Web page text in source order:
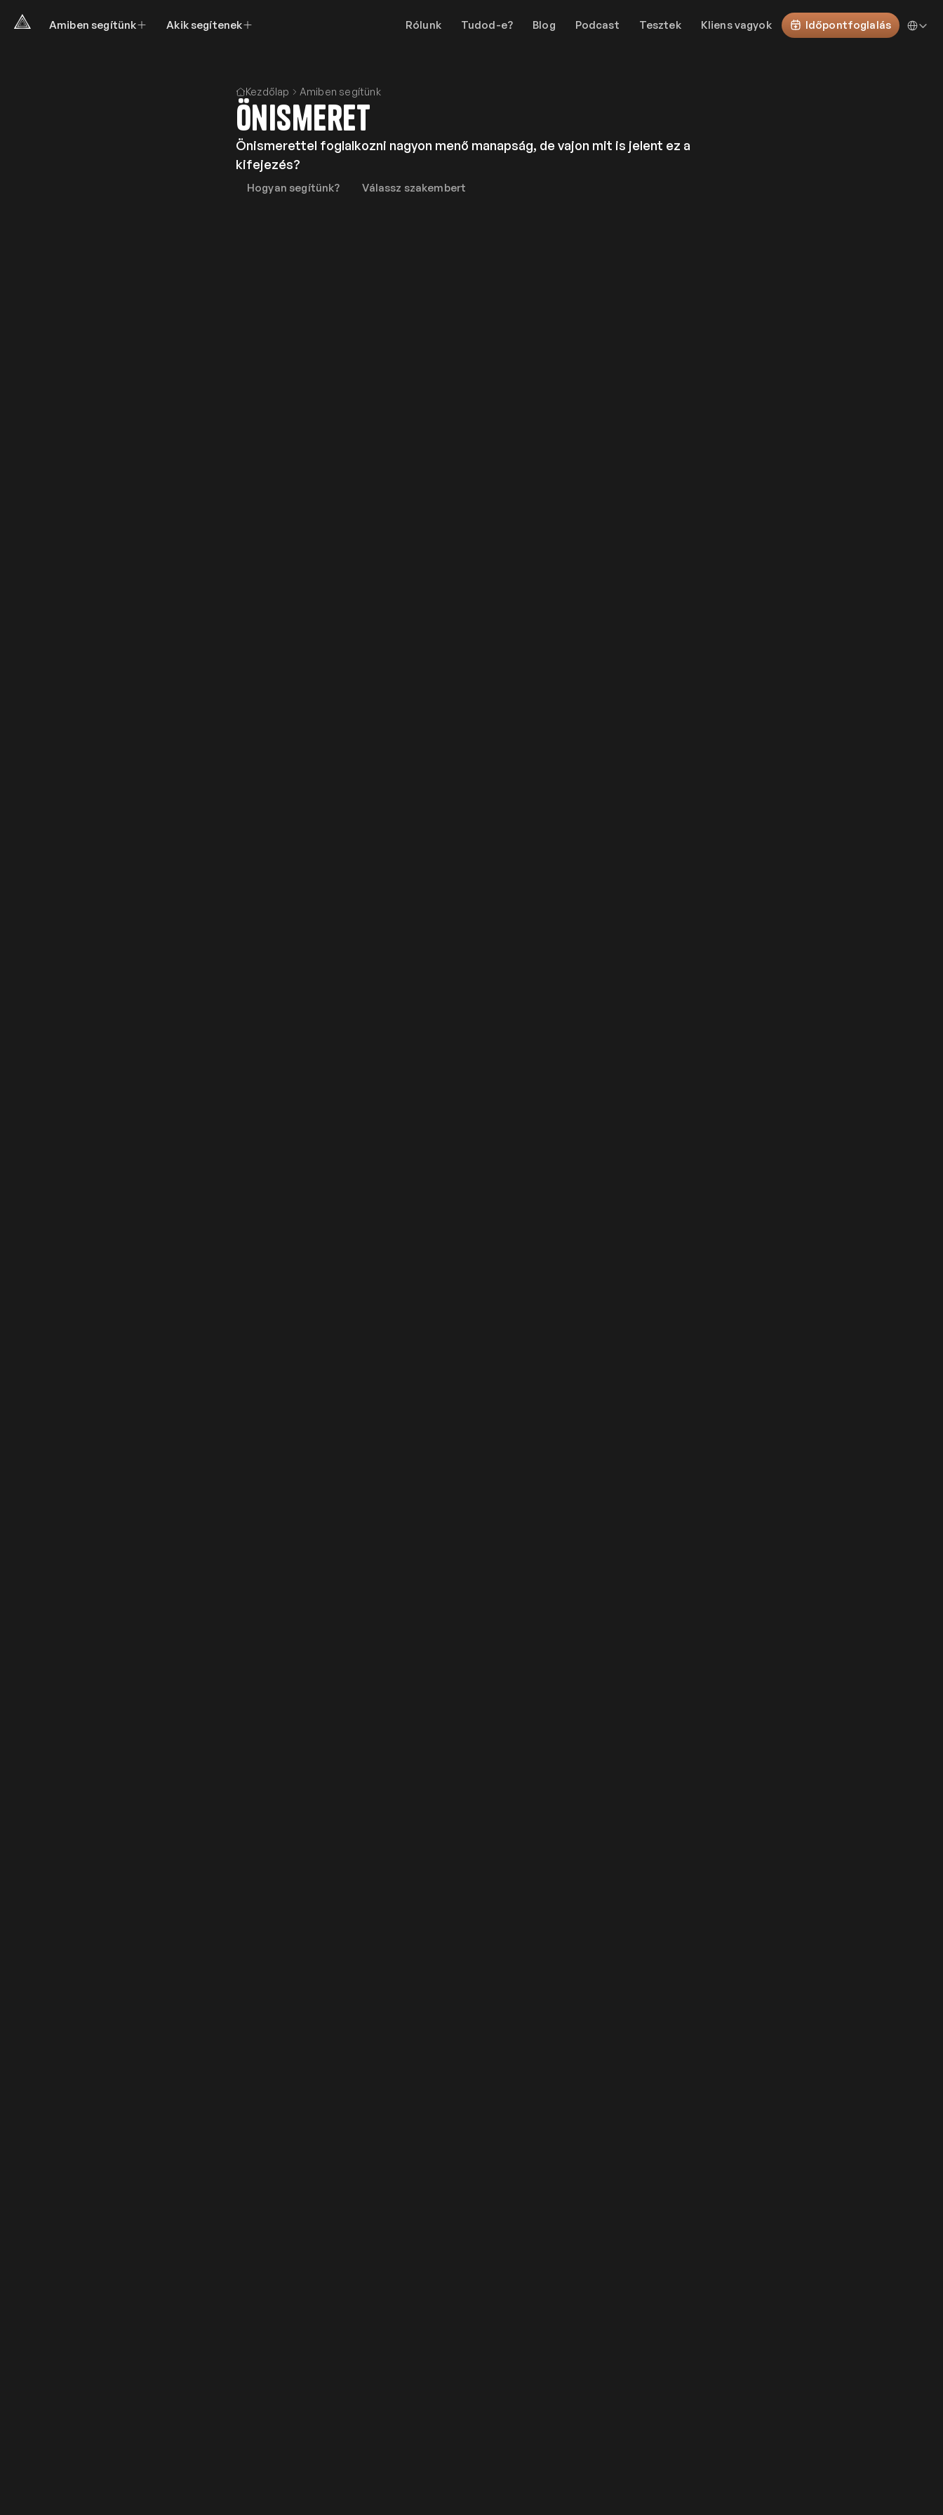
Amiben segítünk Akik segítenek Rólunk Tudod-e? Blog Podcast Tesztek Kliens vagyok Időpontfoglalás
Kezdőlap Amiben segítünk
Önismeret
Önismerettel foglalkozni nagyon menő manapság, de vajon mit is jelent ez a
kifejezés?
Hogyan segítünk? Válassz szakembert